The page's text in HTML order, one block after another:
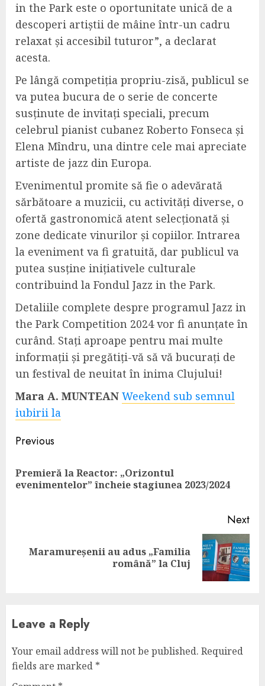
in the Park este o oportunitate unică de a
descoperi artiștii de mâine într-un cadru
relaxat și accesibil tuturor”, a declarat
acesta.
Pe lângă competiția propriu-zisă, publicul se
va putea bucura de o serie de concerte
susținute de invitați speciali, precum
celebrul pianist cubanez Roberto Fonseca și
Elena Mîndru, una dintre cele mai apreciate
artiste de jazz din Europa.
Evenimentul promite să fie o adevărată
sărbătoare a muzicii, cu activități diverse, o
ofertă gastronomică atent selecționată și
zone dedicate vinurilor și copiilor. Intrarea
la eveniment va fi gratuită, dar publicul va
putea susține inițiativele culturale
contribuind la Fondul Jazz in the Park.
Detaliile complete despre programul Jazz in
the Park Competition 2024 vor fi anunțate în
curând. Stați aproape pentru mai multe
informații și pregătiți-vă să vă bucurați de
un festival de neuitat în inima Clujului!
Mara A. MUNTEAN Weekend sub semnul
iubirii la
Continue
Reading
Previous
Premieră la Reactor: „Orizontul
evenimentelor” încheie stagiunea 2023/2024
Next
Next
Maramureșenii au adus „Familia
română” la Cluj
Leave a Reply
Your email address will not be published. Required
fields are marked *